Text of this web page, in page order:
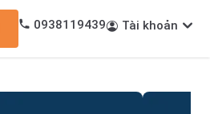
0938119439 Tài khoản